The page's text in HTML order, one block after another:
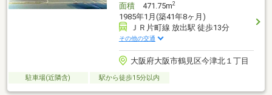
面積471.75m2
1985年1月(築41年8ヶ月)
ＪＲ片町線 放出駅 徒歩13分
その他の交通
大阪府大阪市鶴見区今津北１丁目
駐車場(近隣含) 駅から徒歩15分以内